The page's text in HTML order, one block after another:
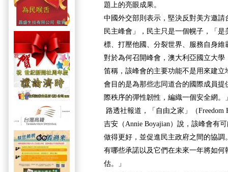
題上的亮眼成果。
中國外交部則表示，堅決反對美方邀
民主峰會」，民主只是一個幌子，「
標、打壓他國、分裂世界、服務自身維
對於為何召開峰會，澳大利亞國立大
笛稱，該峰會的主要功能不是用來建
會目的是為那些志同道合的國際成員
際秩序的彈性韌性，編織一個安全網。
路透社報道，「自由之家」（Freedom
吉安（Annie Boyajian）說，該峰會有
做得更好，並促進民主政府之間的協
有哪些承諾以及它們在未來一年將如
估。」